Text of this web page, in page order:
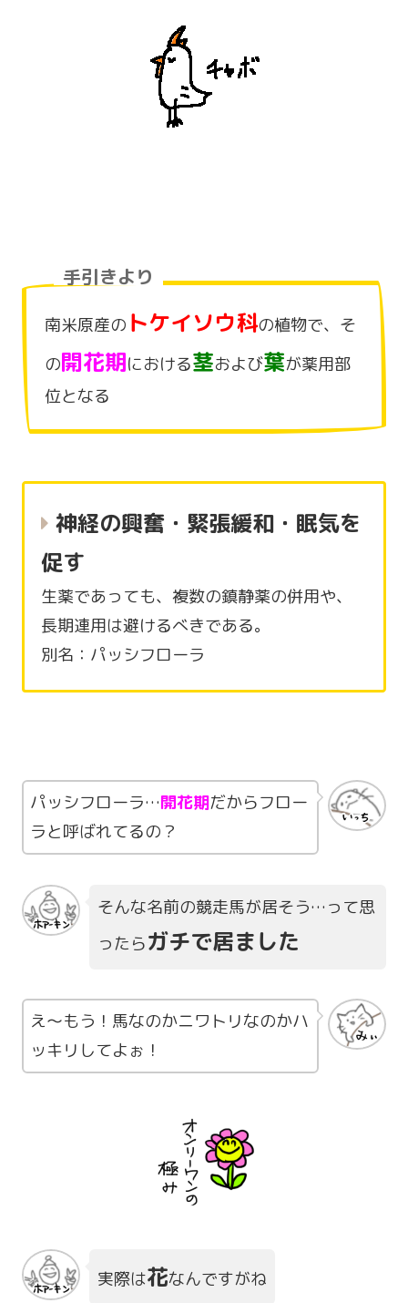
手引きより
南米原産の トケイソウ科の植物で、そ
の開花期における茎および葉が薬用部
位となる
神経の興奮・緊張緩和・眠気を
促す
生薬であっても、複数の鎮静薬の併用や、
長期連用は避けるべきである。
別名：パッシフローラ
パッシフローラ…開花期だからフロー
ラと呼ばれてるの？
そんな名前の競走馬が居そう…って思
ったらガチで居ました
え～もう！馬なのかニワトリなのかハ
ッキリしてよぉ！
実際は花なんですがね